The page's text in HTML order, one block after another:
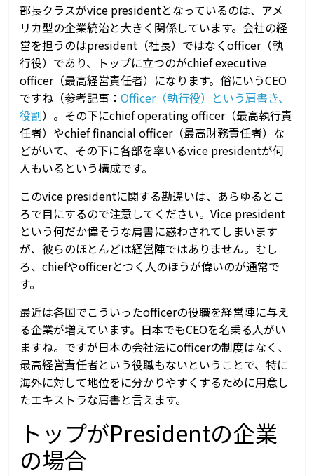
部長クラスがvice presidentとなっているのは、アメ
リカ型の企業統治と大きく関係しています。会社の経
営を担うのはpresident（社長）ではなくofficer（執
行役）であり、トップに立つのがchief executive
officer（最高経営責任者）になります。俗にいうCEO
ですね（参考記事：Officer（執行役）という肩書き、
役割）。その下にchief operating officer（最高執行責
任者）やchief financial officer（最高財務責任者）な
どがいて、その下に各部を率いるvice presidentが何
人もいるという構成です。
このvice presidentに関する勘違いは、あらゆるとこ
ろで目にするので注意してください。Vice president
という何だか偉そうな肩書に惑わされてしまいます
が、彼らのほとんどは経営陣ではありません。むし
ろ、chiefやofficerとつく人のほうが偉いのが通常で
す。
最近は各国でこういったofficerの役職を経営陣に与え
る企業が増えています。日本でもCEOを名乗る人がい
ますね。ですが日本の会社法にofficerの制度はなく、
最高経営責任者という役職もないということで、特に
海外に対して地位をに分かりやすくするために用意し
たエキストラな肩書と言えます。
トップがPresidentの企業
の場合